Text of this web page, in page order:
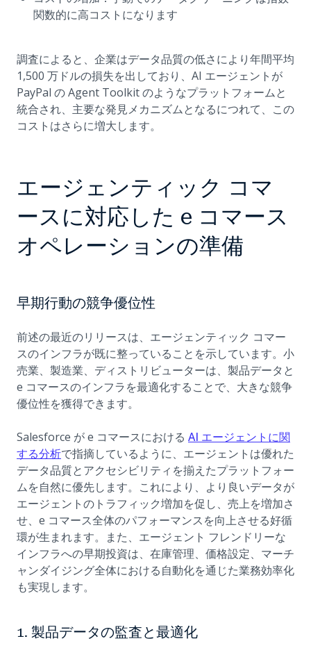
関数的に高コストになります
調査によると、企業はデータ品質の低さにより年間平均
1,500 万ドルの損失を出しており、AI エージェントが
PayPal の Agent Toolkit のようなプラットフォームと
統合され、主要な発見メカニズムとなるにつれて、この
コストはさらに増大します。
エージェンティック コマ
ースに対応した e コマース
オペレーションの準備
早期行動の競争優位性
前述の最近のリリースは、エージェンティック コマー
スのインフラが既に整っていることを示しています。小
売業、製造業、ディストリビューターは、製品データと
e コマースのインフラを最適化することで、大きな競争
優位性を獲得できます。
Salesforce が e コマースにおける AI エージェントに関
する分析(opens in a new tab)
で指摘しているように、エージェントは優れた
データ品質とアクセシビリティを揃えたプラットフォー
ムを自然に優先します。これにより、より良いデータが
エージェントのトラフィック増加を促し、売上を増加さ
せ、e コマース全体のパフォーマンスを向上させる好循
環が生まれます。また、エージェント フレンドリーな
インフラへの早期投資は、在庫管理、価格設定、マーチ
ャンダイジング全体における自動化を通じた業務効率化
も実現します。
1. 製品データの監査と最適化